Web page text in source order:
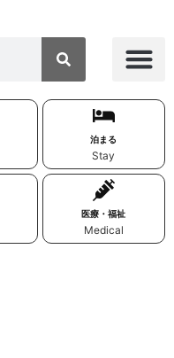
泊まる
Stay
医療・福祉
Medical